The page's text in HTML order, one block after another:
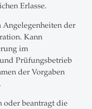
Erlasse.
der
Kann
im
Prüfungsbetrieb
der Vorgaben
oder beantragt die